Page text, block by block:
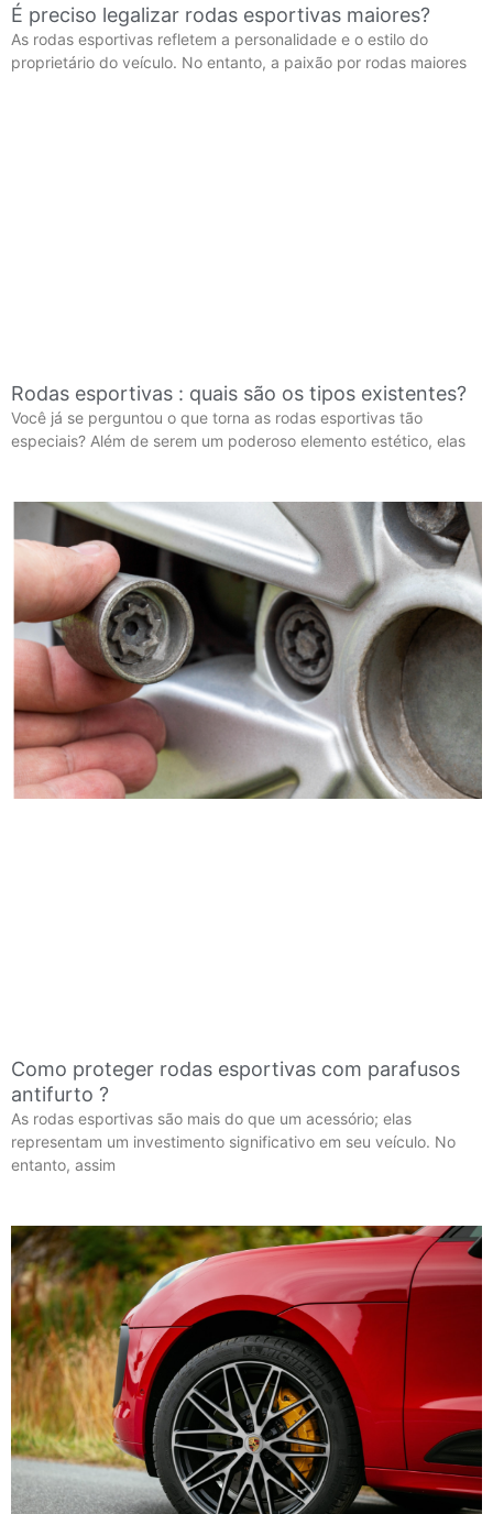
É preciso legalizar rodas esportivas maiores?
As rodas esportivas refletem a personalidade e o estilo do
proprietário do veículo. No entanto, a paixão por rodas maiores
Rodas esportivas : quais são os tipos existentes?
Você já se perguntou o que torna as rodas esportivas tão
especiais? Além de serem um poderoso elemento estético, elas
Como proteger rodas esportivas com parafusos
antifurto ?
As rodas esportivas são mais do que um acessório; elas
representam um investimento significativo em seu veículo. No
entanto, assim